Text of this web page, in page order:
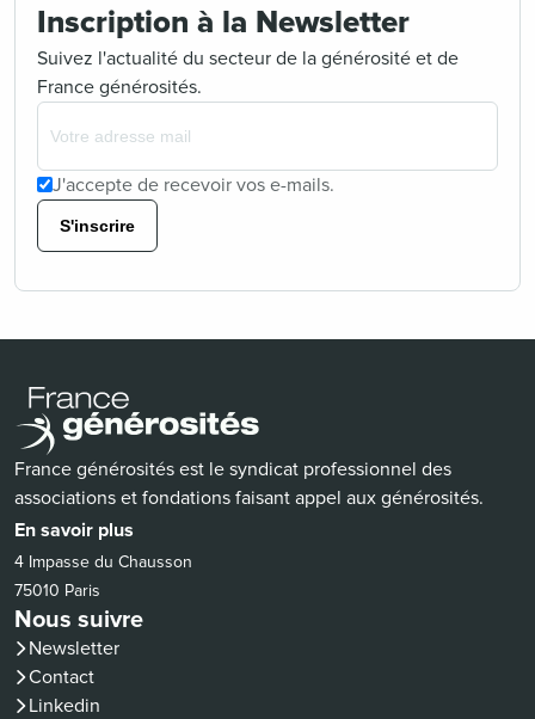
Inscription à la Newsletter
Suivez l'actualité du secteur de la générosité et de
France générosités.
J'accepte de recevoir vos e-mails.
S'inscrire
France générosités est le syndicat professionnel des
associations et fondations faisant appel aux générosités.
En savoir plus
4 Impasse du Chausson
75010 Paris
Nous suivre
Newsletter
Contact
Linkedin
(nouvelle fenêtre)